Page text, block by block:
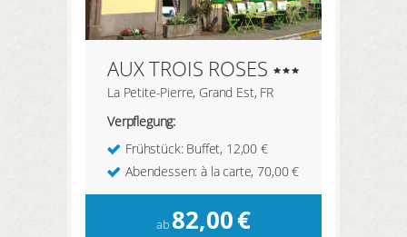
AUX TROIS ROSES
La Petite-Pierre, Grand Est, FR
Verpflegung:
Frühstück: Buffet, 12,00 €
Abendessen: à la carte, 70,00 €
ab 82,00€